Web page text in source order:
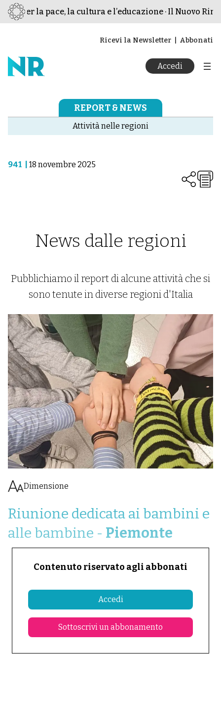
per la pace, la cultura e l’educazione · Il Nuovo
Ricevi la Newsletter Abbonati
Accedi
REPORT & NEWS
Attività nelle regioni
941 18 novembre 2025
News dalle regioni
Pubblichiamo il report di alcune attività che si
sono tenute in diverse regioni d'Italia
Dimensione
Riunione dedicata ai bambini e
alle bambine - Piemonte
Contenuto riservato agli abbonati
Accedi
Sottoscrivi un abbonamento